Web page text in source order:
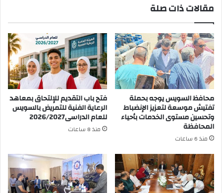
مقالات ذات صلة
محافظ السويس يوجه بحملة
تفتيش موسعة لتعزيز الإنضباط
وتحسين مستوى الخدمات بأحياء
المحافظة
منذ 6 ساعات
فتح باب التقديم للإلتحاق بمعاهد
الرعاية الفنية للتمريض بالسويس
للعام الدراسى2026/2027
منذ 8 ساعات